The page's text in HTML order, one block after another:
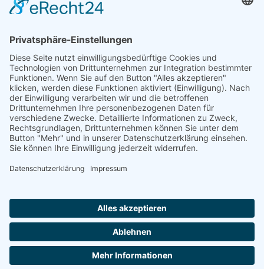
Kontakt
Anfrage
Impressum
Datenschutz
AGB
Öffnungszeiten
Montag - Freitag
07:00 Uhr - 16:00 Uhr
Selbstverständlich sind wir ISO 9001 : 2015 zertifiziert und
betreiben aktives Qualitätsmanagement!
© 2026 i-bema GmbH |Webdesign by DAG